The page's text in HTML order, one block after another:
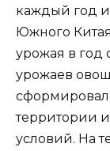
каждый год
Южного
урожая в год
урожаев
территории
условий. На